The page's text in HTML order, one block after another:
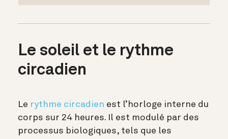
Le soleil et le rythme
circadien
Le rythme circadien est l’horloge interne du
corps sur 24 heures. Il est modulé par des
processus biologiques, tels que les